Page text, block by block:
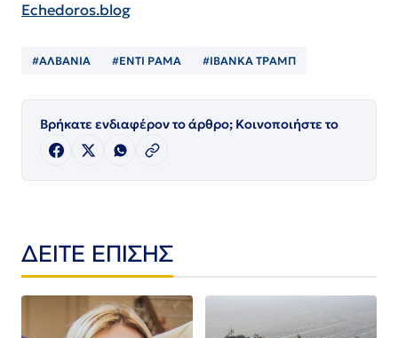
Echedoros.blog
#ΑΛΒΑΝΙΑ #ΕΝΤΙ ΡΑΜΑ #ΙΒΑΝΚΑ ΤΡΑΜΠ
Βρήκατε ενδιαφέρον το άρθρο; Κοινοποιήστε το
ΔΕΙΤΕ ΕΠΙΣΗΣ